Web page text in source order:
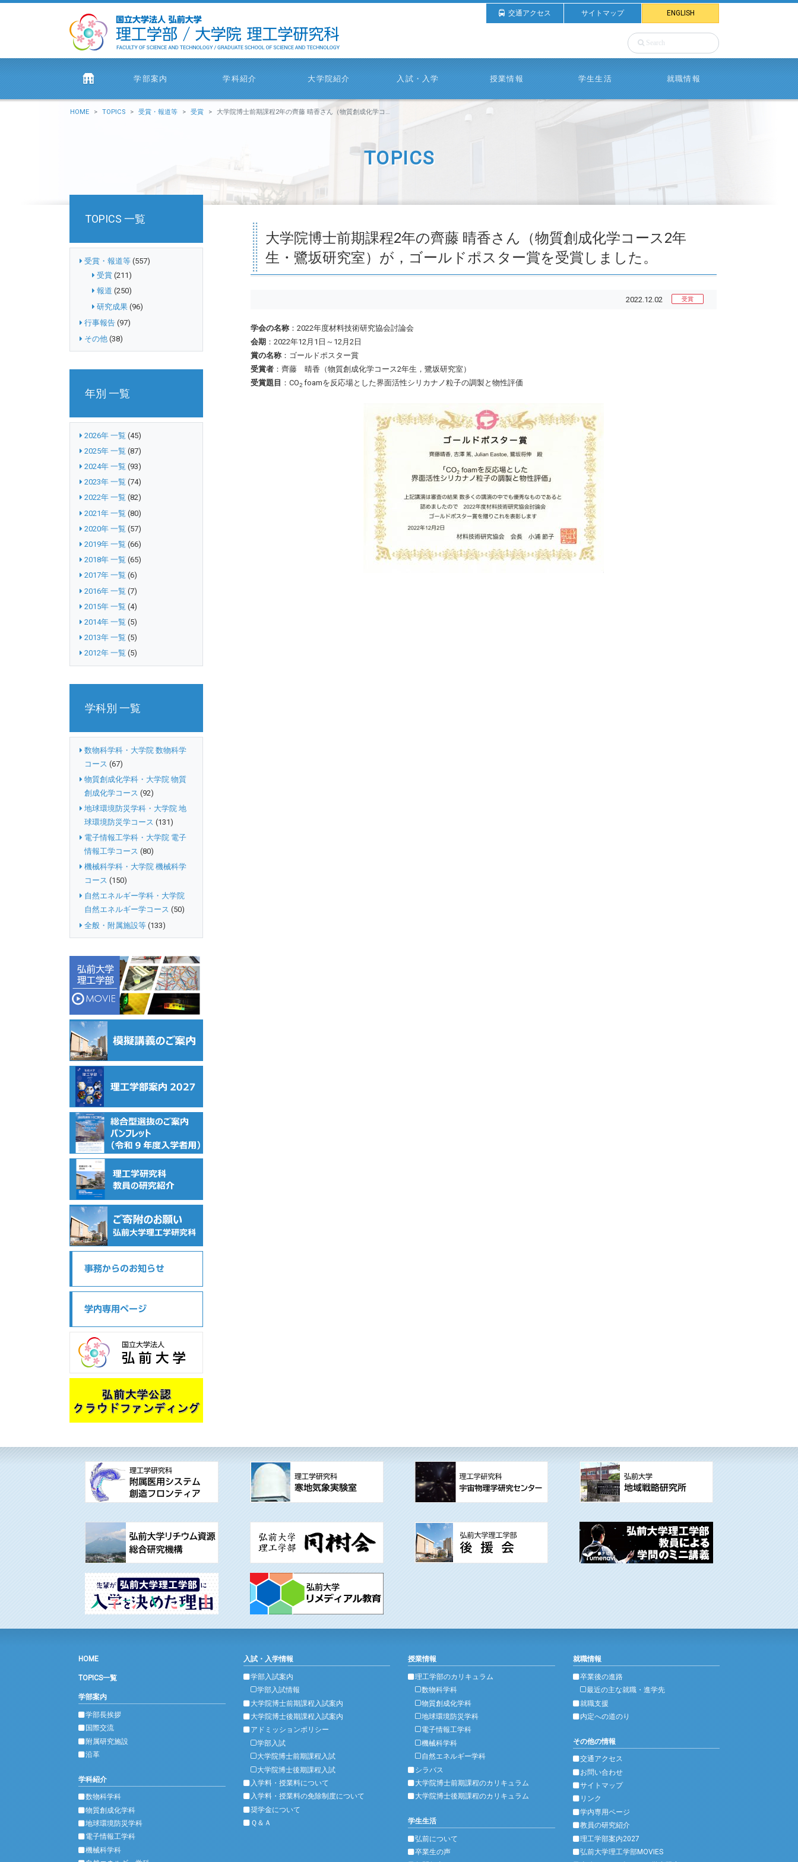
交通アクセス サイトマップ ENGLISH
学部案内 学科紹介 大学院紹介 入試・入学 授業情報 学生生活 就職情報
HOME TOPICS 受賞・報道等 受賞 大学院博士前期課程2年の齊藤 晴香さん（物質創成化学コース2年生・鷺坂研究室）が，ゴールドポスター賞を受賞しました。
TOPICS
TOPICS 一覧
受賞・報道等 (557)
受賞 (211)
報道 (250)
研究成果 (96)
行事報告 (97)
その他 (38)
年別 一覧
2026年 一覧 (45)
2025年 一覧 (87)
2024年 一覧 (93)
2023年 一覧 (74)
2022年 一覧 (82)
2021年 一覧 (80)
2020年 一覧 (57)
2019年 一覧 (66)
2018年 一覧 (65)
2017年 一覧 (6)
2016年 一覧 (7)
2015年 一覧 (4)
2014年 一覧 (5)
2013年 一覧 (5)
2012年 一覧 (5)
学科別 一覧
数物科学科・大学院 数物科学
コース (67)
物質創成化学科・大学院 物質
創成化学コース (92)
地球環境防災学科・大学院 地
球環境防災学コース (131)
電子情報工学科・大学院 電子
情報工学コース (80)
機械科学科・大学院 機械科学
コース (150)
自然エネルギー学科・大学院
自然エネルギー学コース (50)
全般・附属施設等 (133)
大学院博士前期課程2年の齊藤 晴香さん（物質創成化学コース2年
生・鷺坂研究室）が，ゴールドポスター賞を受賞しました。
2022.12.02 受賞
学会の名称 ：2022年度材料技術研究協会討論会
会期 ：2022年12月1日～12月2日
賞の名称 ：ゴールドポスター賞
受賞者 ：齊藤 晴香（物質創成化学コース2年生，鷺坂研究室）
受賞題目 ：CO2 foamを反応場とした界面活性シリカナノ粒子の調製と物性評価
HOME
TOPICS一覧
学部案内
学部長挨拶
国際交流
附属研究施設
沿革
学科紹介
数物科学科
物質創成化学科
地球環境防災学科
電子情報工学科
機械科学科
入試・入学情報
学部入試案内
学部入試情報
大学院博士前期課程入試案内
大学院博士後期課程入試案内
アドミッションポリシー
学部入試
大学院博士前期課程入試
大学院博士後期課程入試
入学料・授業料について
入学料・授業料の免除制度について
奨学金について
Ｑ＆Ａ
授業情報
理工学部のカリキュラム
数物科学科
物質創成化学科
地球環境防災学科
電子情報工学科
機械科学科
自然エネルギー学科
シラバス
大学院博士前期課程のカリキュラム
大学院博士後期課程のカリキュラム
学生生活
弘前について
卒業生の声
就職情報
卒業後の進路
最近の主な就職・進学先
就職支援
内定への道のり
その他の情報
交通アクセス
お問い合わせ
サイトマップ
リンク
学内専用ページ
教員の研究紹介
理工学部案内2027
弘前大学理工学部MOVIES